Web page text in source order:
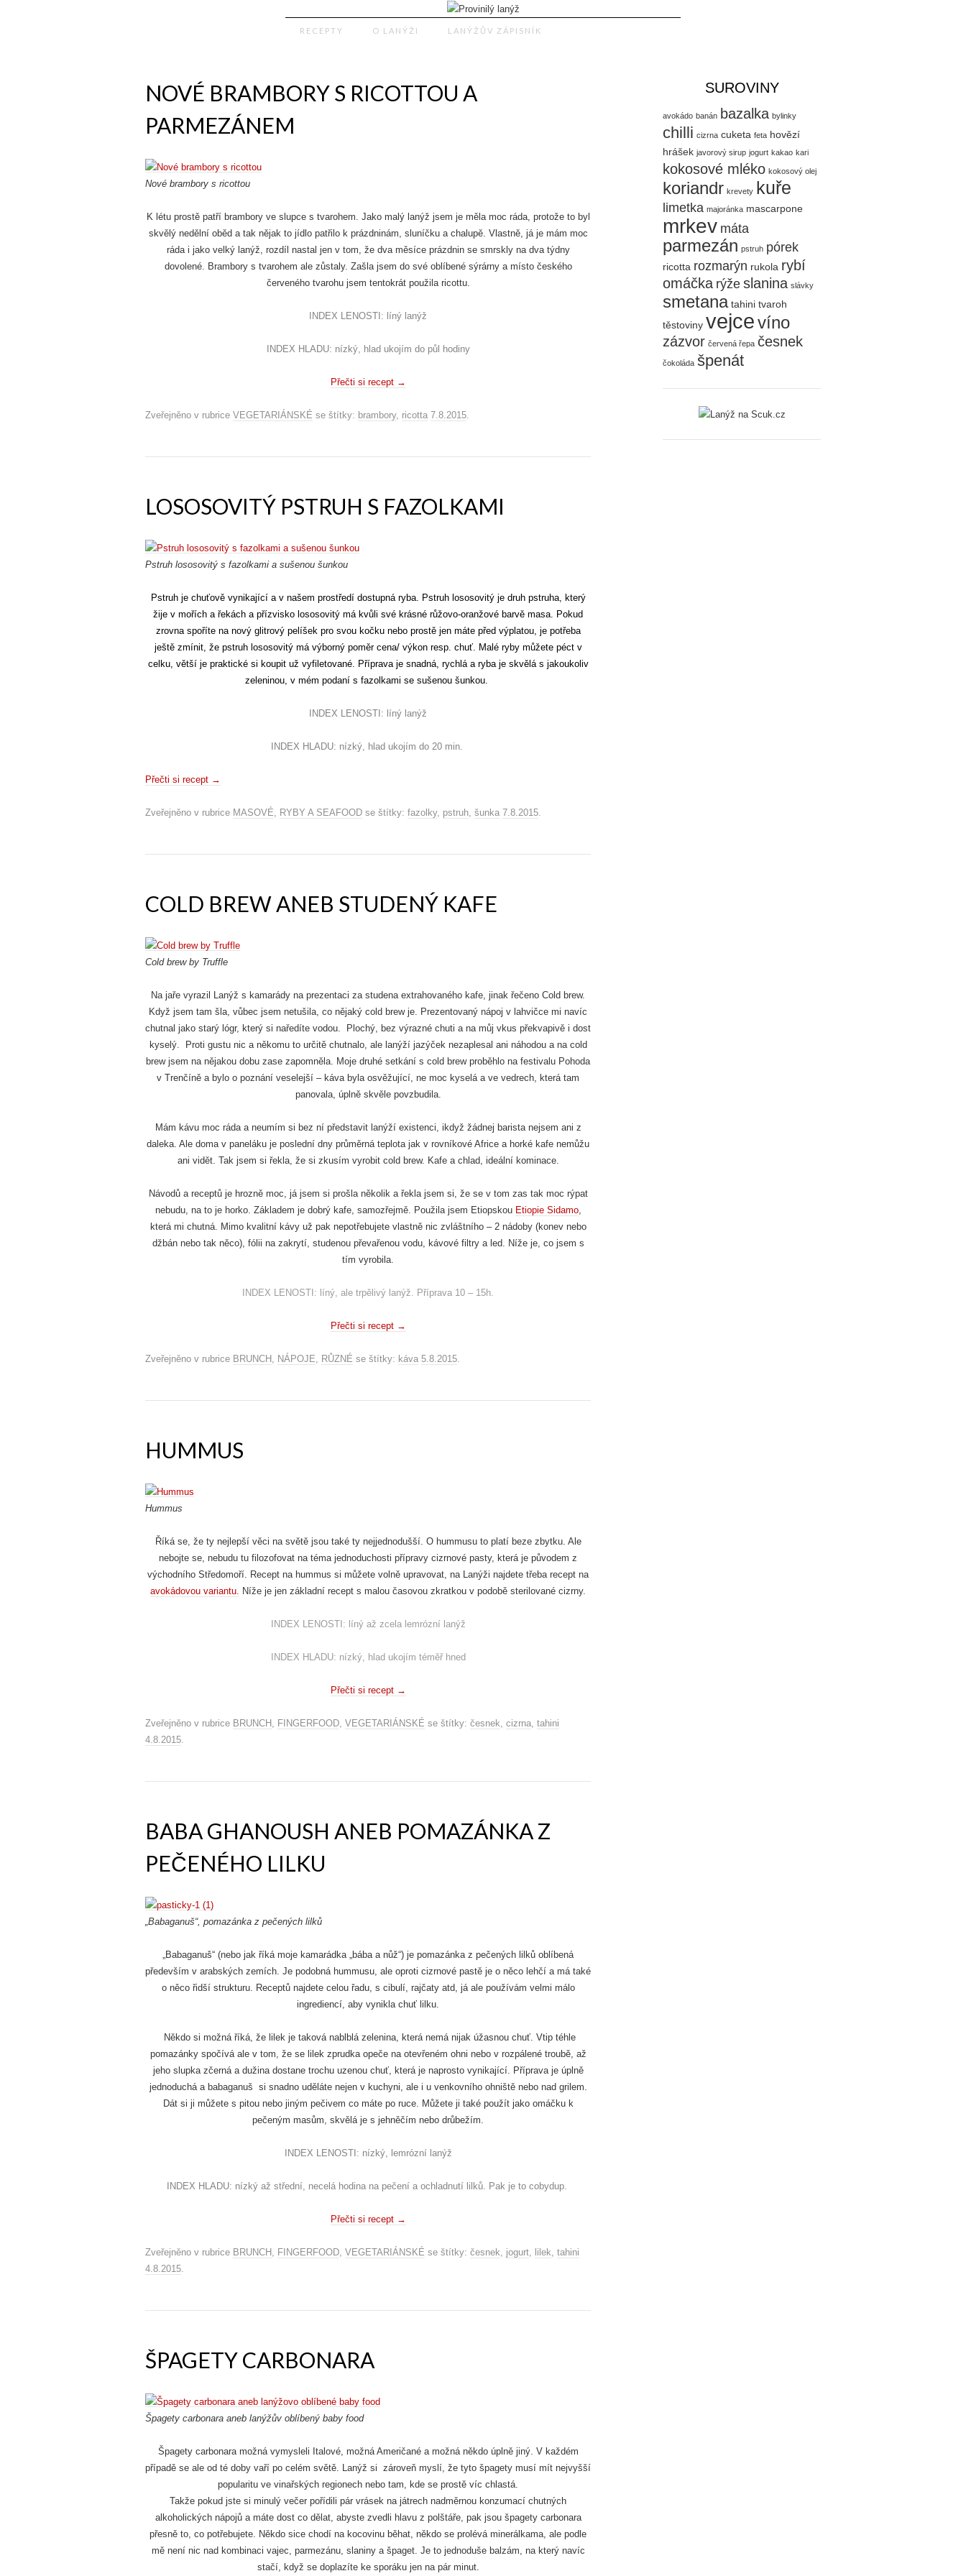
PROVINILÝ LANÝŽ
RECEPTY O LANÝŽI LANÝŽŮV ZÁPISNÍK
NOVÉ BRAMBORY S RICOTTOU A
PARMEZÁNEM
Nové brambory s ricottou
K létu prostě patří brambory ve slupce s tvarohem. Jako malý lanýž jsem je měla moc ráda, protože to byl
skvělý nedělní oběd a tak nějak to jídlo patřilo k prázdninám, sluníčku a chalupě. Vlastně, já je mám moc
ráda i jako velký lanýž, rozdíl nastal jen v tom, že dva měsíce prázdnin se smrskly na dva týdny
dovolené. Brambory s tvarohem ale zůstaly. Zašla jsem do své oblíbené sýrárny a místo českého
červeného tvarohu jsem tentokrát použila ricottu.
INDEX LENOSTI: líný lanýž
INDEX HLADU: nízký, hlad ukojím do půl hodiny
Přečti si recept →
Zveřejněno v rubrice VEGETARIÁNSKÉ se štítky: brambory, ricotta 7.8.2015.
LOSOSOVITÝ PSTRUH S FAZOLKAMI
Pstruh lososovitý s fazolkami a sušenou šunkou
Pstruh je chuťově vynikající a v našem prostředí dostupná ryba. Pstruh lososovitý je druh pstruha, který
žije v mořích a řekách a přízvisko lososovitý má kvůli své krásné růžovo-oranžové barvě masa. Pokud
zrovna spoříte na nový glitrový pelíšek pro svou kočku nebo prostě jen máte před výplatou, je potřeba
ještě zmínit, že pstruh lososovitý má výborný poměr cena/ výkon resp. chuť. Malé ryby můžete péct v
celku, větší je praktické si koupit už vyfiletované. Příprava je snadná, rychlá a ryba je skvělá s jakoukoliv
zeleninou, v mém podaní s fazolkami se sušenou šunkou.
INDEX LENOSTI: líný lanýž
INDEX HLADU: nízký, hlad ukojím do 20 min.
Přečti si recept →
Zveřejněno v rubrice MASOVÉ, RYBY A SEAFOOD se štítky: fazolky, pstruh, šunka 7.8.2015.
COLD BREW ANEB STUDENÝ KAFE
Cold brew by Truffle
Na jaře vyrazil Lanýž s kamarády na prezentaci za studena extrahovaného kafe, jinak řečeno Cold brew.
Když jsem tam šla, vůbec jsem netušila, co nějaký cold brew je. Prezentovaný nápoj v lahvičce mi navíc
chutnal jako starý lógr, který si naředíte vodou. Plochý, bez výrazné chuti a na můj vkus překvapivě i dost
kyselý. Proti gustu nic a někomu to určitě chutnalo, ale lanýží jazýček nezaplesal ani náhodou a na cold
brew jsem na nějakou dobu zase zapomněla. Moje druhé setkání s cold brew proběhlo na festivalu Pohoda
v Trenčíně a bylo o poznání veselejší – káva byla osvěžující, ne moc kyselá a ve vedrech, která tam
panovala, úplně skvěle povzbudila.
Mám kávu moc ráda a neumím si bez ní představit lanýží existenci, ikdyž žádnej barista nejsem ani z
daleka. Ale doma v paneláku je poslední dny průměrná teplota jak v rovníkové Africe a horké kafe nemůžu
ani vidět. Tak jsem si řekla, že si zkusím vyrobit cold brew. Kafe a chlad, ideální kominace.
Návodů a receptů je hrozně moc, já jsem si prošla několik a řekla jsem si, že se v tom zas tak moc rýpat
nebudu, na to je horko. Základem je dobrý kafe, samozřejmě. Použila jsem Etiopskou Etiopie Sidamo,
která mi chutná. Mimo kvalitní kávy už pak nepotřebujete vlastně nic zvláštního – 2 nádoby (konev nebo
džbán nebo tak něco), fólii na zakrytí, studenou převařenou vodu, kávové filtry a led. Níže je, co jsem s
tím vyrobila.
INDEX LENOSTI: líný, ale trpělivý lanýž. Příprava 10 – 15h.
Přečti si recept →
Zveřejněno v rubrice BRUNCH , NÁPOJE, RŮZNÉ se štítky: káva 5.8.2015.
HUMMUS
Hummus
Říká se, že ty nejlepší věci na světě jsou také ty nejjednodušší. O hummusu to platí beze zbytku. Ale
nebojte se, nebudu tu filozofovat na téma jednoduchosti přípravy cizrnové pasty, která je původem z
východního Středomoří. Recept na hummus si můžete volně upravovat, na Lanýži najdete třeba recept na
avokádovou variantu. Níže je jen základní recept s malou časovou zkratkou v podobě sterilované cizrny.
INDEX LENOSTI: líný až zcela lemrózní lanýž
INDEX HLADU: nízký, hlad ukojím téměř hned
Přečti si recept →
Zveřejněno v rubrice BRUNCH , FINGERFOOD, VEGETARIÁNSKÉ se štítky: česnek, cizrna, tahini
4.8.2015.
BABA GHANOUSH ANEB POMAZÁNKA Z
PEČENÉHO LILKU
„Babaganuš“, pomazánka z pečených lilků
„Babaganuš“ (nebo jak říká moje kamarádka „bába a nůž“) je pomazánka z pečených lilků oblíbená
především v arabských zemích. Je podobná hummusu, ale oproti cizrnové pastě je o něco lehčí a má také
o něco řidší strukturu. Receptů najdete celou řadu, s cibulí, rajčaty atd, já ale používám velmi málo
ingrediencí, aby vynikla chuť lilku.
Někdo si možná říká, že lilek je taková nablblá zelenina, která nemá nijak úžasnou chuť. Vtip téhle
pomazánky spočívá ale v tom, že se lilek zprudka opeče na otevřeném ohni nebo v rozpálené troubě, až
jeho slupka zčerná a dužina dostane trochu uzenou chuť, která je naprosto vynikající. Příprava je úplně
jednoduchá a babaganuš si snadno uděláte nejen v kuchyni, ale i u venkovního ohniště nebo nad grilem.
Dát si ji můžete s pitou nebo jiným pečivem co máte po ruce. Můžete ji také použít jako omáčku k
pečeným masům, skvělá je s jehněčím nebo drůbežím.
INDEX LENOSTI: nízký, lemrózní lanýž
INDEX HLADU: nízký až střední, necelá hodina na pečení a ochladnutí lilků. Pak je to cobydup.
Přečti si recept →
Zveřejněno v rubrice BRUNCH , FINGERFOOD, VEGETARIÁNSKÉ se štítky: česnek, jogurt, lilek, tahini
4.8.2015.
ŠPAGETY CARBONARA
Špagety carbonara aneb lanýžův oblíbený baby food
Špagety carbonara možná vymysleli Italové, možná Američané a možná někdo úplně jiný. V každém
případě se ale od té doby vaří po celém světě. Lanýž si zároveň myslí, že tyto špagety musí mít nejvyšší
popularitu ve vinařských regionech nebo tam, kde se prostě víc chlastá.
Takže pokud jste si minulý večer pořídili pár vrásek na játrech nadměrnou konzumací chutných
alkoholických nápojů a máte dost co dělat, abyste zvedli hlavu z polštáře, pak jsou špagety carbonara
přesně to, co potřebujete. Někdo sice chodí na kocovinu běhat, někdo se prolévá minerálkama, ale podle
mě není nic nad kombinaci vajec, parmezánu, slaniny a špaget. Je to jednoduše balzám, na který navíc
stačí, když se doplazíte ke sporáku jen na pár minut.
SUROVINY
avokádo banán bazalka bylinky
chilli cizrna cuketa feta hovězí
hrášek javorový sirup jogurt kakao kari
kokosové mléko kokosový olej
koriandr krevety kuře
limetka majoránka mascarpone
mrkev máta
parmezán pstruh pórek
ricotta rozmarýn rukola rybí
omáčka rýže slanina slávky
smetana tahini tvaroh
těstoviny vejcevíno
zázvor červená řepa česnek
čokoláda špenát